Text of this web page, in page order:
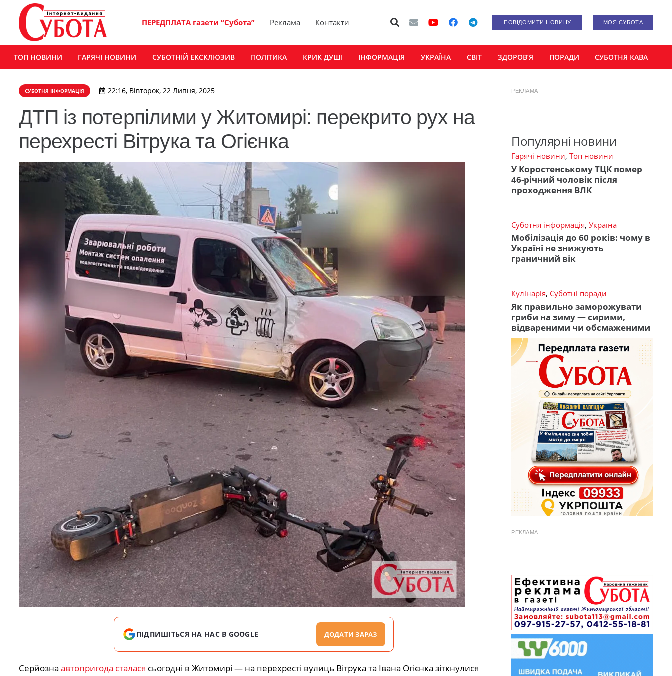
ПЕРЕДПЛАТА газети “Субота” Реклама Контакти ПОВІДОМИТИ НОВИНУ МОЯ СУБОТА
ТОП НОВИНИ ГАРЯЧІ НОВИНИ СУБОТНІЙ ЕКСКЛЮЗИВ ПОЛІТИКА КРИК ДУШІ ІНФОРМАЦІЯ УКРАЇНА СВІТ ЗДОРОВ’Я ПОРАДИ СУБОТНЯ КАВА
СУБОТНЯ ІНФОРМАЦІЯ 22:16, Вівторок, 22 Липня, 2025
ДТП із потерпілими у Житомирі: перекрито рух на
перехресті Вітрука та Огієнка
ПІДПИШІТЬСЯ НА НАС В GOOGLE ДОДАТИ ЗАРАЗ
Серйозна автопригода сталася сьогодні в Житомирі — на перехресті вулиць Вітрука та Івана Огієнка зіткнулися
РЕКЛАМА
Популярні новини
Гарячі новини, Топ новини
У Коростенському ТЦК помер
46-річний чоловік після
проходження ВЛК
Суботня інформація, Україна
Мобілізація до 60 років: чому в
Україні не знижують
граничний вік
Кулінарія, Суботні поради
Як правильно заморожувати
гриби на зиму — сирими,
відвареними чи обсмаженими
РЕКЛАМА